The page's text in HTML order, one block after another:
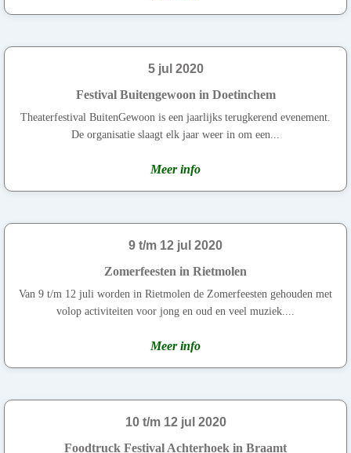
5 jul 2020
Festival Buitengewoon in Doetinchem
Theaterfestival BuitenGewoon is een jaarlijks terugkerend evenement.
De organisatie slaagt elk jaar weer in om een...
Meer info
9 t/m 12 jul 2020
Zomerfeesten in Rietmolen
Van 9 t/m 12 juli worden in Rietmolen de Zomerfeesten gehouden met
volop activiteiten voor jong en oud en veel muziek....
Meer info
10 t/m 12 jul 2020
Foodtruck Festival Achterhoek in Braamt